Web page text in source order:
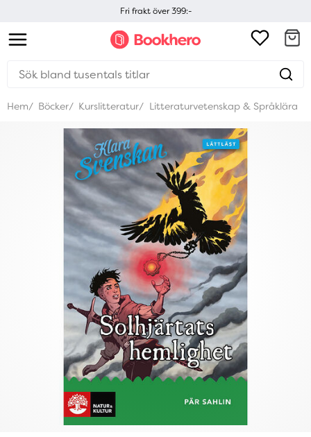
Fri frakt över 399:-
Hem Böcker Kurslitteratur Litteraturvetenskap & Språklära